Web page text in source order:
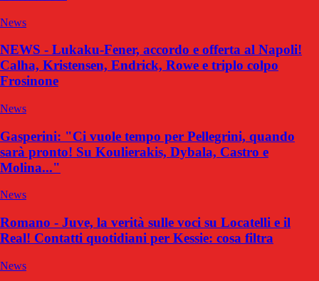
News
NEWS - Lukaku-Fener, accordo e offerta al Napoli!
Calha, Kristensen, Endrick, Rowe e triplo colpo
Frosinone
News
Gasperini: "Ci vuole tempo per Pellegrini, quando
sarà pronto! Su Koulierakis, Dybala, Castro e
Molina..."
News
Romano - Juve, la verità sulle voci su Locatelli e il
Real! Contatti quotidiani per Kessie: cosa filtra
News